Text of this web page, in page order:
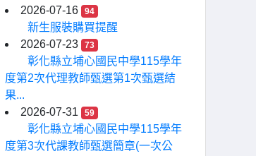
2026-07-16
94
新生服裝購買提醒
2026-07-23
73
彰化縣立埔心國民中學115學年
度第2次代理教師甄選第1次甄選結
果...
2026-07-31
59
彰化縣立埔心國民中學115學年
度第3次代課教師甄選簡章(一次公